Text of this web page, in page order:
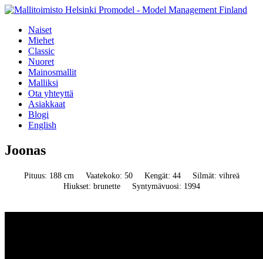
Naiset
Miehet
Classic
Nuoret
Mainosmallit
Malliksi
Ota yhteyttä
Asiakkaat
Blogi
English
Joonas
Pituus: 188 cm Vaatekoko: 50 Kengät: 44
Silmät: vihreä
Hiukset: brunette
Syntymävuosi: 1994